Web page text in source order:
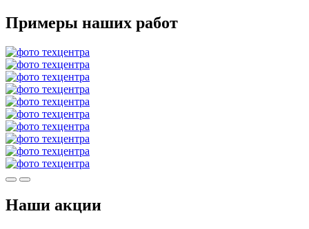
Примеры наших работ
Наши акции